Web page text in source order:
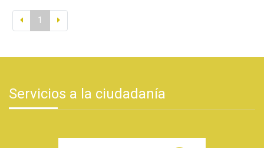
1
Servicios a la ciudadanía